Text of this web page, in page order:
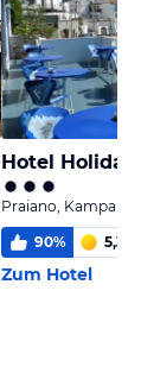
Hotel Holiday
Praiano,
90% 5,3
Zum Hotel